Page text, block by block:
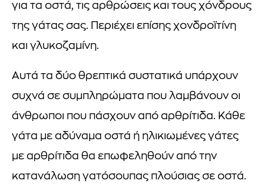
για τα οστά, τις αρθρώσεις και τους χόνδρους
της γάτας σας. Περιέχει επίσης χονδροϊτίνη
και γλυκοζαμίνη.
Αυτά τα δύο θρεπτικά συστατικά υπάρχουν
συχνά σε συμπληρώματα που λαμβάνουν οι
άνθρωποι που πάσχουν από αρθρίτιδα. Κάθε
γάτα με αδύναμα οστά ή ηλικιωμένες γάτες
με αρθρίτιδα θα επωφεληθούν από την
κατανάλωση γατόσουπας πλούσιας σε οστά.